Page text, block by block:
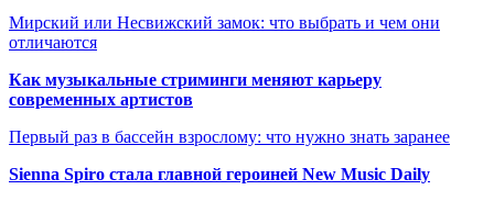
Мирский или Несвижский замок: что выбрать и чем они
отличаются
Как музыкальные стриминги меняют карьеру
современных артистов
Первый раз в бассейн взрослому: что нужно знать заранее
Sienna Spiro стала главной героиней New Music Daily